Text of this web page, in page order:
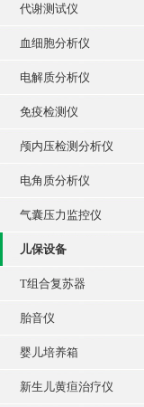
代谢测试仪
血细胞分析仪
电解质分析仪
免疫检测仪
颅内压检测分析仪
电角质分析仪
气囊压力监控仪
儿保设备
T组合复苏器
胎音仪
婴儿培养箱
新生儿黄疸治疗仪